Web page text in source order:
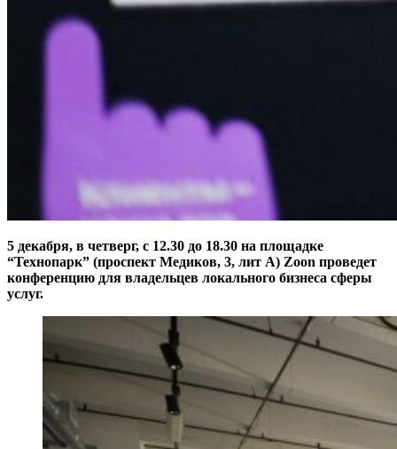
5 декабря, в четверг, с 12.30 до 18.30 на площадке
“Технопарк” (проспект Медиков, 3, лит А) Zoon проведет
конференцию для владельцев локального бизнеса сферы
услуг.